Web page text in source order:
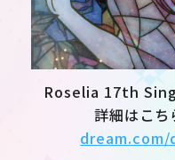
Roselia 17th
詳細はこち